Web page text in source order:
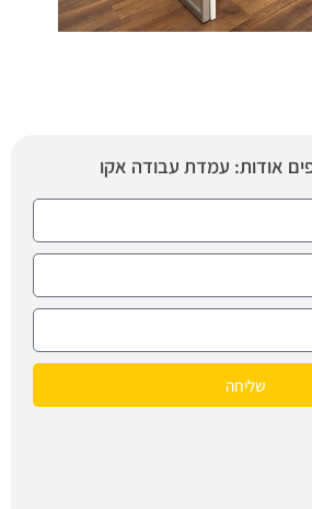
אודות: עמדת עבודה אקו
שליחה